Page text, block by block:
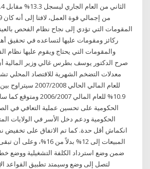
من إجمالي قوة العمل، لافتا إلى أنه كان 9% خلال الربع الثانى من
المقومات التي تؤدي إلى نجاح نظام الفحص
ركائز ومقومات عليها لتساعده في تحقيق
والمقومات التي يحتاج ويقوم عليها نظام
معدلات التضخم الشهرية للاقتصاد المحلي
10.9% للعام المالي
الحكومية على تحسين عملية التعافي في
الحكومية ودعم دخل الأسر في الولايات
انكماش أقل حدة. كما تم الاتفاق على تخفيض
المبيعات إلى 12% بدلاً من
ضمن وضع استرداد الكلفة التشغيلية ووضع
لتصل إلى وضع وسيمتد تطبيق القواعد